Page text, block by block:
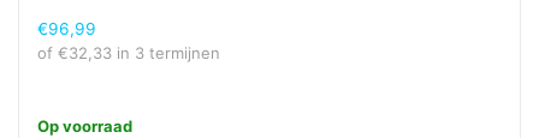
€96,99
of €32,33 in 3 termijnen
Op voorraad